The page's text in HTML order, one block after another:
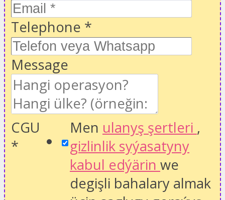
Telephone *
Message
CGU
*
Men ulanyş şertleri ,
gizlinlik syýasatyny
kabul edýärin we
degişli bahalary almak